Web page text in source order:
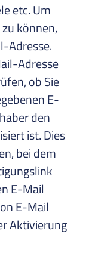
etc. Um
können,
Adresse.
Adresse
ob Sie
E-
den
ist. Dies
bei dem
E-Mail
E-Mail
Aktivierung